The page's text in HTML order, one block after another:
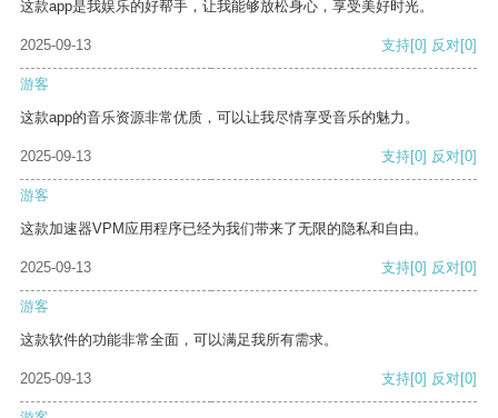
这款app是我娱乐的好帮手，让我能够放松身心，享受美好时光。
2025-09-13 支持[0] 反对[0]
游客
这款app的音乐资源非常优质，可以让我尽情享受音乐的魅力。
2025-09-13 支持[0] 反对[0]
游客
这款加速器VPM应用程序已经为我们带来了无限的隐私和自由。
2025-09-13 支持[0] 反对[0]
游客
这款软件的功能非常全面，可以满足我所有需求。
2025-09-13 支持[0] 反对[0]